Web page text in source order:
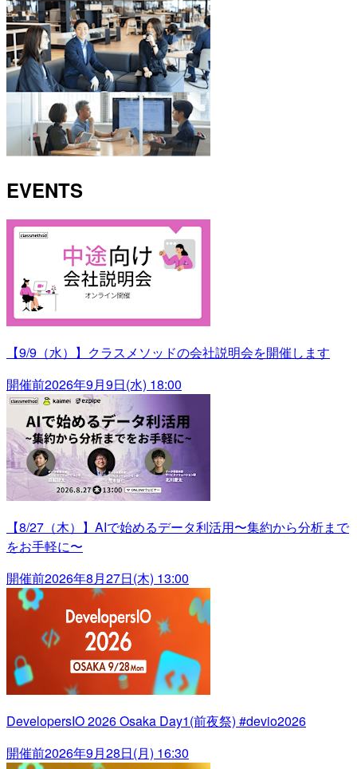
EVENTS
【9/9（水）】クラスメソッドの会社説明会を開催します
開催前2026年9月9日(水) 18:00
【8/27（木）】AIで始めるデータ利活用〜集約から分析まで
をお手軽に〜
開催前2026年8月27日(木) 13:00
DevelopersIO 2026 Osaka Day1(前夜祭) #devio2026
開催前2026年9月28日(月) 16:30